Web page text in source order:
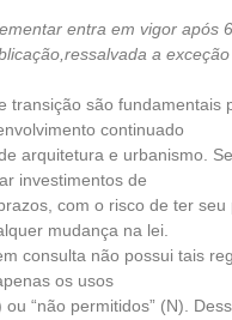
entra em vigor após
a
transição são fundamentais
continuado
arquitetura e urbanismo.
investimentos de
com o risco de ter seu
mudança na lei.
consulta não possui tais
os usos
ou “não permitidos” (N).